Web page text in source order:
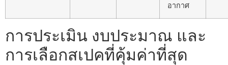
อากาศ
การประเมิน งบประมาณ และ
การเลือกสเปคที่คุ้มค่าที่สุด